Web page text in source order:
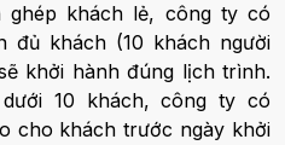
ghép khách lẻ, công ty có
đủ khách (10 khách người
khởi hành đúng lịch trình.
10 khách, công ty có
cho khách trước ngày khởi